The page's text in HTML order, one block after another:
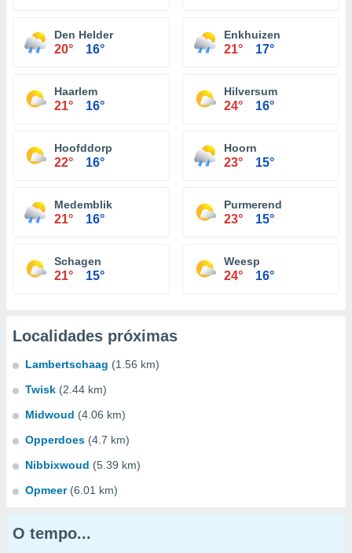
Den Helder
20° 16°
Enkhuizen
21° 17°
Haarlem
21° 16°
Hilversum
24° 16°
Hoofddorp
22° 16°
Hoorn
23° 15°
Medemblik
21° 16°
Purmerend
23° 15°
Schagen
21° 15°
Weesp
24° 16°
Localidades próximas
Lambertschaag (1.56 km)
Twisk (2.44 km)
Midwoud (4.06 km)
Opperdoes (4.7 km)
Nibbixwoud (5.39 km)
Opmeer (6.01 km)
O tempo...